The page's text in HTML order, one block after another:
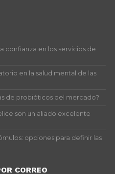
confianza en los servicios de
en la salud mental de las
de probióticos del mercado?
son un aliado excelente
opciones para definir las
CORREO